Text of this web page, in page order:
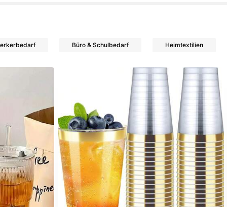
Büro & Schulbedarf Heimtextilien